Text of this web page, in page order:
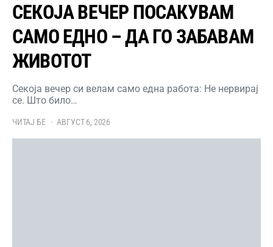
СЕКОЈА ВЕЧЕР ПОСАКУВАМ
САМО ЕДНО – ДА ГО ЗАБАВАМ
ЖИВОТОТ
Секоја вечер си велам само една работа: Не нервирај
се. Што било…
ЧИТАЈ БЕ АВГУСТ 6, 2026